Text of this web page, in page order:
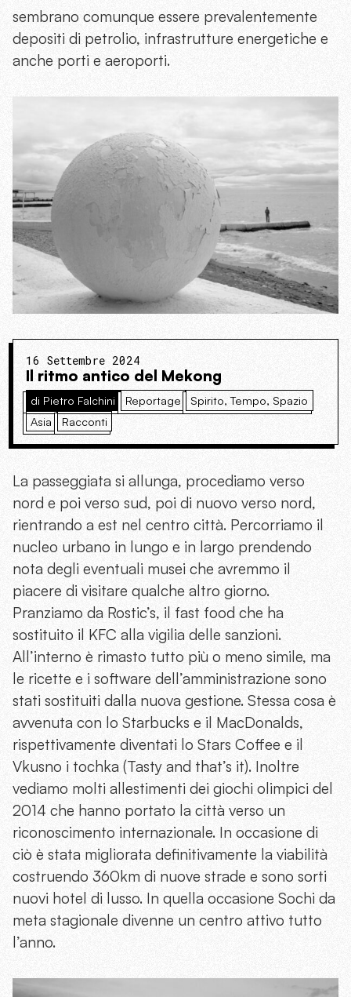
sembrano comunque essere prevalentemente
depositi di petrolio, infrastrutture energetiche e
anche porti e aeroporti.
16 Settembre 2024
Il ritmo antico del Mekong
di Pietro Falchini Reportage
Spirito, Tempo, Spazio
Asia
Racconti
La passeggiata si allunga, procediamo verso
nord e poi verso sud, poi di nuovo verso nord,
rientrando a est nel centro città. Percorriamo il
nucleo urbano in lungo e in largo prendendo
nota degli eventuali musei che avremmo il
piacere di visitare qualche altro giorno.
Pranziamo da Rostic’s, il fast food che ha
sostituito il KFC alla vigilia delle sanzioni.
All’interno è rimasto tutto più o meno simile, ma
le ricette e i software dell’amministrazione sono
stati sostituiti dalla nuova gestione. Stessa cosa è
avvenuta con lo Starbucks e il MacDonalds,
rispettivamente diventati lo Stars Coﬀee e il
Vkusno i tochka (Tasty and that’s it). Inoltre
vediamo molti allestimenti dei giochi olimpici del
2014 che hanno portato la città verso un
riconoscimento internazionale. In occasione di
ciò è stata migliorata definitivamente la viabilità
costruendo 360km di nuove strade e sono sorti
nuovi hotel di lusso. In quella occasione Sochi da
meta stagionale divenne un centro attivo tutto
l’anno.